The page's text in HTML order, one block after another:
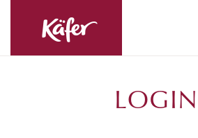
LOGIN